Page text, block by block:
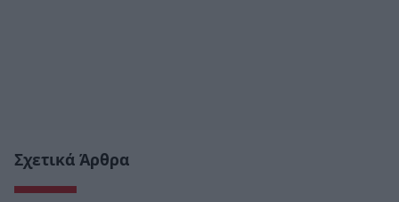
Σχετικά Άρθρα